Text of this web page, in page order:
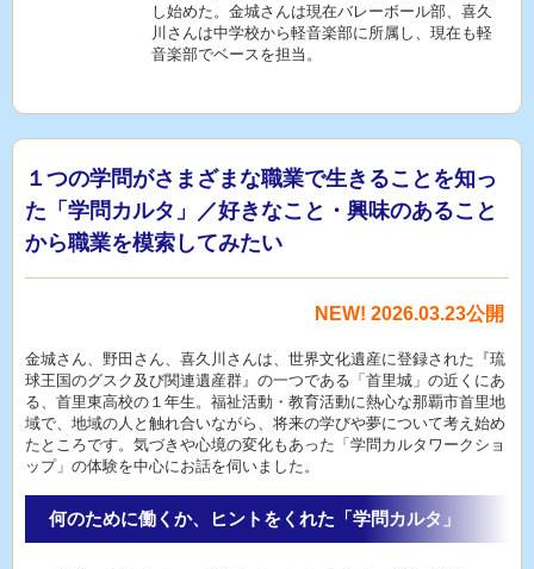
し始めた。金城さんは現在バレーボール部、喜久
川さんは中学校から軽音楽部に所属し、現在も軽
音楽部でベースを担当。
１つの学問がさまざまな職業で生きることを知っ
た「学問カルタ」／好きなこと・興味のあること
から職業を模索してみたい
NEW! 2026.03.23公開
金城さん、野田さん、喜久川さんは、世界文化遺産に登録された『琉
球王国のグスク及び関連遺産群』の一つである「首里城」の近くにあ
る、首里東高校の１年生。福祉活動・教育活動に熱心な那覇市首里地
域で、地域の人と触れ合いながら、将来の学びや夢について考え始め
たところです。気づきや心境の変化もあった「学問カルタワークショ
ップ」の体験を中心にお話を伺いました。
何のために働くか、ヒントをくれた「学問カルタ」